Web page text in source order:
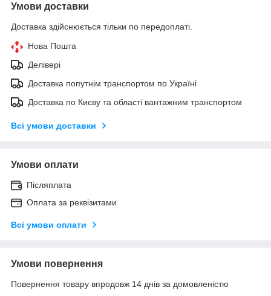
Умови доставки
Доставка здійснюється тільки по передоплаті.
Нова Пошта
Делівері
Доставка попутнім транспортом по Україні
Доставка по Києву та області вантажним транспортом
Всі умови доставки
Умови оплати
Післяплата
Оплата за реквізитами
Всі умови оплати
Умови повернення
Повернення товару впродовж 14 днів за домовленістю